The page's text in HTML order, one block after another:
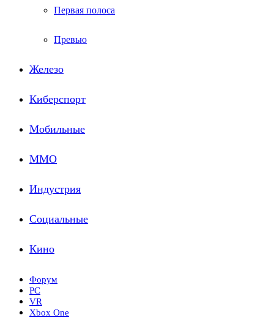
Первая полоса
Превью
Железо
Киберспорт
Мобильные
ММО
Индустрия
Социальные
Кино
Форум
PC
VR
Xbox One